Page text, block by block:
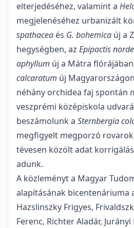
elterjedéséhez, valamint a
megjelenéséhez urbanizált
spathacea és G. bohemica új a
hegységben, az Epipactis
aphyllum új a Mátra
calcaratum új
néhány orchidea faj spontán
veszprémi középiskola
beszámolunk a Sternbergia
megfigyelt megporzó
té­vesen közölt adat
adunk.
A közleményt a Magyar
alapításának bicentenáriuma
Hazslinszky Frigyes,
Ferenc, Richter Aladár,